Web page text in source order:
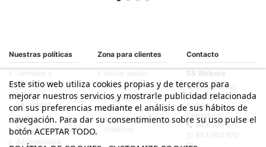
Nuestras políticas
Términos y
condiciones
Política de
privacidad
Aviso legal
Política de cookies
Accesibilidad
Zona para clientes
Iniciar sesión
Mi cuenta
Historial de
pedidos
Contacte con
nosotros
Contacto
SS Walkers
Calle Fermín
Calbetón, 33
20003 San
Sebastián
943 903 870
943 903 870
Este sitio web utiliza cookies propias y de terceros para
mejorar nuestros servicios y mostrarle publicidad relacionada
con sus preferencias mediante el análisis de sus hábitos de
navegación. Para dar su consentimiento sobre su uso pulse el
botón ACEPTAR TODO.